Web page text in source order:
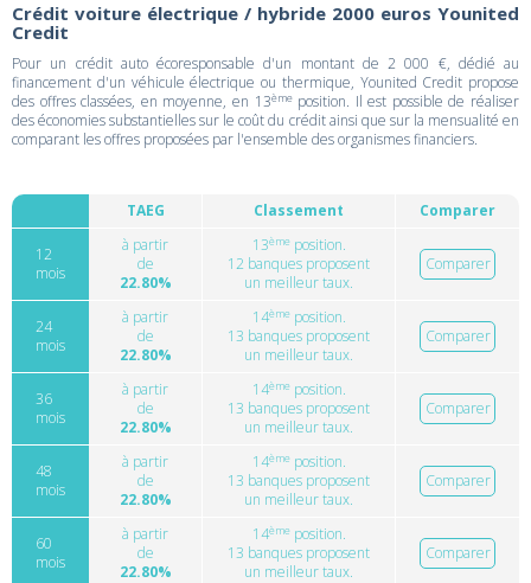
Crédit voiture électrique / hybride 2000 euros Younited
Credit
Pour un crédit auto écoresponsable d'un montant de 2 000 €, dédié au
financement d'un véhicule électrique ou thermique, Younited Credit propose
des offres classées, en moyenne, en 13èmeposition. Il est possible de réaliser
des économies substantielles sur le coût du crédit ainsi que sur la mensualité en
comparant les offres proposées par l'ensemble des organismes financiers.
TAEG Classement Comparer
12
mois
à partir
de
22.80%
13èmeposition.
12 banques proposent
un meilleur taux.
Comparer
24
mois
à partir
de
22.80%
14èmeposition.
13 banques proposent
un meilleur taux.
Comparer
36
mois
à partir
de
22.80%
14èmeposition.
13 banques proposent
un meilleur taux.
Comparer
48
mois
à partir
de
22.80%
14èmeposition.
13 banques proposent
un meilleur taux.
Comparer
60
mois
à partir
de
22.80%
14èmeposition.
13 banques proposent
un meilleur taux.
Comparer